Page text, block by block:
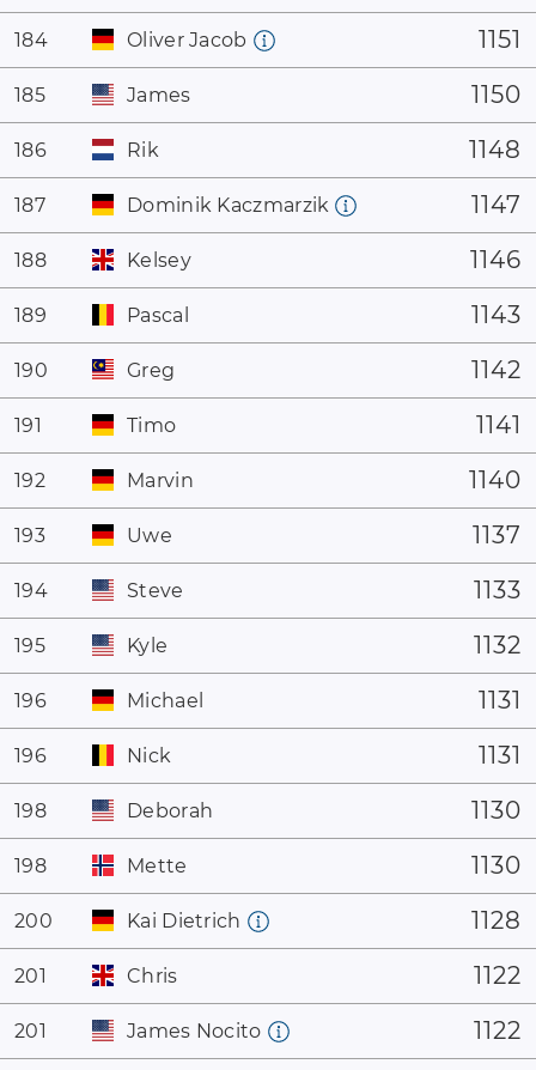
184 Oliver Jacob 1151
185 James 1150
186 Rik 1148
187 Dominik Kaczmarzik 1147
188 Kelsey 1146
189 Pascal 1143
190 Greg 1142
191 Timo 1141
192 Marvin 1140
193 Uwe 1137
194 Steve 1133
195 Kyle 1132
196 Michael 1131
196 Nick 1131
198 Deborah 1130
198 Mette 1130
200 Kai Dietrich 1128
201 Chris 1122
201 James Nocito 1122